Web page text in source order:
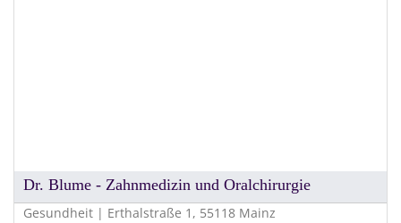
Dr. Blume - Zahnmedizin und Oralchirurgie
Gesundheit | Erthalstraße 1, 55118 Mainz